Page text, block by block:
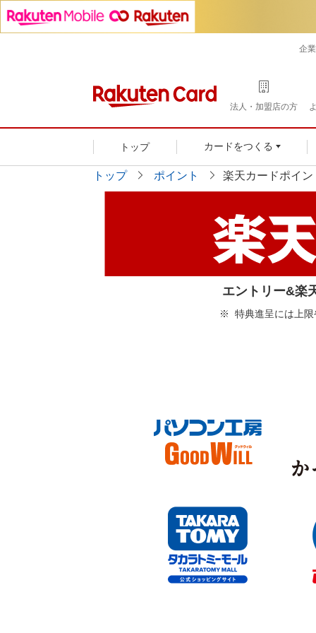
企
法人・加盟店の方
トップ カードをつくる
トップ ポイント 楽天カードポイン
エントリー&楽
特典進呈には上